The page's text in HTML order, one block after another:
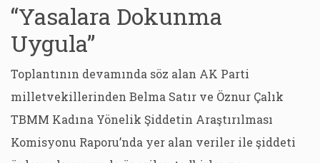
“Yasalara Dokunma
Uygula”
Toplantının devamında söz alan AK Parti
milletvekillerinden Belma Satır ve Öznur Çalık
TBMM Kadına Yönelik Şiddetin Araştırılması
Komisyonu Raporu’nda yer alan veriler ile şiddeti